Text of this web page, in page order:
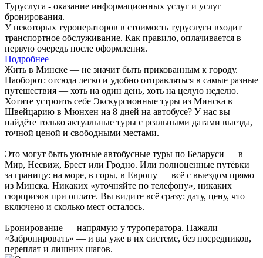
Туруслуга - оказание информационных услуг и услуг
бронирования.
У некоторых туроператоров в стоимость туруслуги входит
транспортное обслуживание. Как правило, оплачивается в
первую очередь после оформления.
Подробнее
Жить в Минске — не значит быть прикованным к городу.
Наоборот: отсюда легко и удобно отправляться в самые разные
путешествия — хоть на один день, хоть на целую неделю.
Хотите устроить себе Экскурсионные туры из Минска в
Швейцарию в Мюнхен на 8 дней на автобусе? У нас вы
найдёте только актуальные туры с реальными датами выезда,
точной ценой и свободными местами.
Это могут быть уютные автобусные туры по Беларуси — в
Мир, Несвиж, Брест или Гродно. Или полноценные путёвки
за границу: на море, в горы, в Европу — всё с выездом прямо
из Минска. Никаких «уточняйте по телефону», никаких
сюрпризов при оплате. Вы видите всё сразу: дату, цену, что
включено и сколько мест осталось.
Бронирование — напрямую у туроператора. Нажали
«Забронировать» — и вы уже в их системе, без посредников,
переплат и лишних шагов.